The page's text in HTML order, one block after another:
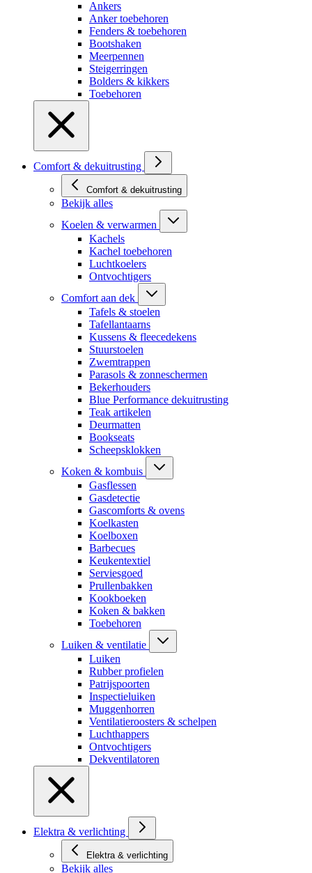
Ankers
Anker toebehoren
Fenders & toebehoren
Bootshaken
Meerpennen
Steigerringen
Bolders & kikkers
Toebehoren
Comfort & dekuitrusting
Comfort & dekuitrusting
Bekijk alles
Koelen & verwarmen
Kachels
Kachel toebehoren
Luchtkoelers
Ontvochtigers
Comfort aan dek
Tafels & stoelen
Tafellantaarns
Kussens & fleecedekens
Stuurstoelen
Zwemtrappen
Parasols & zonneschermen
Bekerhouders
Blue Performance dekuitrusting
Teak artikelen
Deurmatten
Bookseats
Scheepsklokken
Koken & kombuis
Gasflessen
Gasdetectie
Gascomforts & ovens
Koelkasten
Koelboxen
Barbecues
Keukentextiel
Serviesgoed
Prullenbakken
Kookboeken
Koken & bakken
Toebehoren
Luiken & ventilatie
Luiken
Rubber profielen
Patrijspoorten
Inspectieluiken
Muggenhorren
Ventilatieroosters & schelpen
Luchthappers
Ontvochtigers
Dekventilatoren
Elektra & verlichting
Elektra & verlichting
Bekijk alles